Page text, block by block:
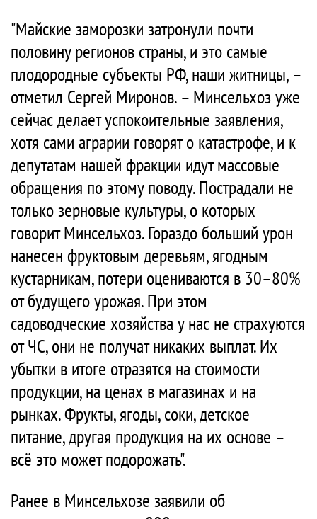
"Майские заморозки затронули почти
половину регионов страны, и это самые
плодородные субъекты РФ, наши житницы, –
отметил Сергей Миронов. – Минсельхоз уже
сейчас делает успокоительные заявления,
хотя сами аграрии говорят о катастрофе, и к
депутатам нашей фракции идут массовые
обращения по этому поводу. Пострадали не
только зерновые культуры, о которых
говорит Минсельхоз. Гораздо больший урон
нанесен фруктовым деревьям, ягодным
кустарникам, потери оцениваются в 30–80%
от будущего урожая. При этом
садоводческие хозяйства у нас не страхуются
от ЧС, они не получат никаких выплат. Их
убытки в итоге отразятся на стоимости
продукции, на ценах в магазинах и на
рынках. Фрукты, ягоды, соки, детское
питание, другая продукция на их основе –
всё это может подорожать".
Ранее в Минсельхозе заявили об